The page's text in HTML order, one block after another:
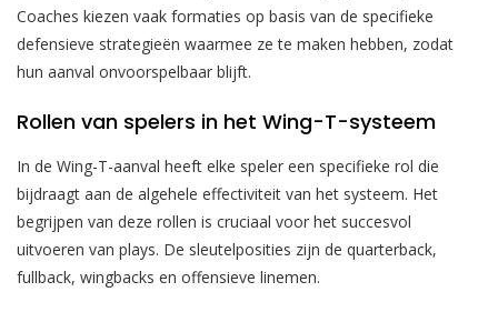
Coaches kiezen vaak formaties op basis van de specifieke
defensieve strategieën waarmee ze te maken hebben, zodat
hun aanval onvoorspelbaar blijft.
Rollen van spelers in het Wing-T-systeem
In de Wing-T-aanval heeft elke speler een specifieke rol die
bijdraagt aan de algehele effectiviteit van het systeem. Het
begrijpen van deze rollen is cruciaal voor het succesvol
uitvoeren van plays. De sleutelposities zijn de quarterback,
fullback, wingbacks en offensieve linemen.